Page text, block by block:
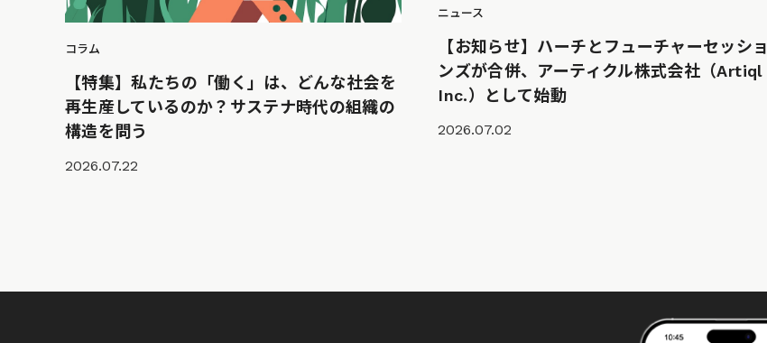
コラム
【特集】私たちの「働く」は、どんな社会を
再生産しているのか？サステナ時代の組織の
構造を問う
2026.07.22
ニュース
【お知らせ】ハーチとフューチャーセッショ
ンズが合併、アーティクル株式会社（Artiql
Inc.）として始動
2026.07.02